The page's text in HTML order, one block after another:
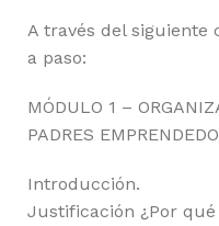
A través del siguiente
a paso:
MÓDULO 1 –
PADRES
Introducción.
Justificación ¿Por